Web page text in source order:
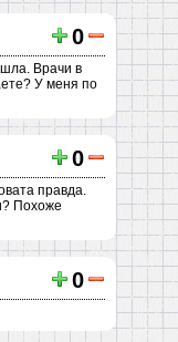
0
Врачи в
У меня по
0
правда.
Похоже
0